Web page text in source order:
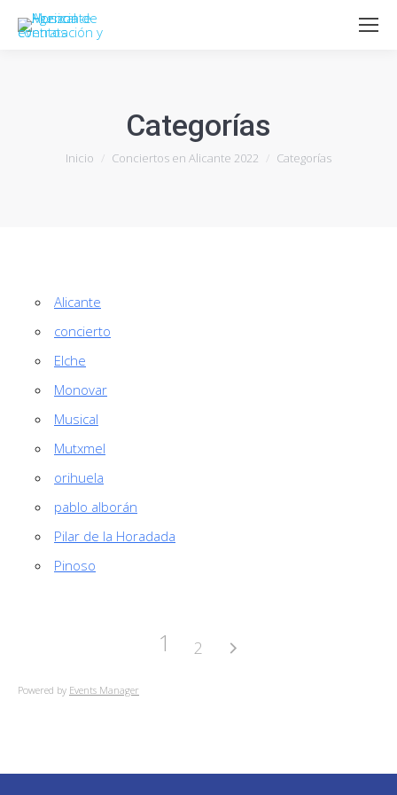
Categorías
Estás aquí:
Inicio Conciertos en Alicante 2022 Categorías
Alicante
concierto
Elche
Monovar
Musical
Mutxmel
orihuela
pablo alborán
Pilar de la Horadada
Pinoso
1 2
Powered by Events Manager